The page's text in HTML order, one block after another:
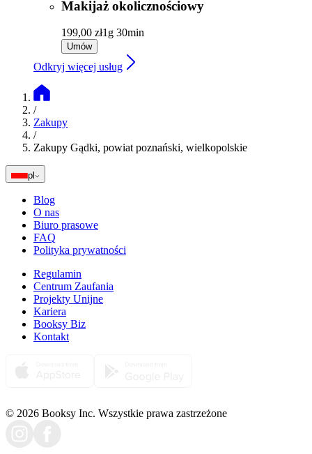
Makijaż okolicznościowy
199,00 zł1g 30min
Umów
Odkryj więcej usług
/
Zakupy
/
Zakupy Gądki, powiat poznański, wielkopolskie
pl
Blog
O nas
Biuro prasowe
FAQ
Polityka prywatności
Regulamin
Centrum Zaufania
Projekty Unijne
Kariera
Booksy Biz
Kontakt
© 2026 Booksy Inc. Wszystkie prawa zastrzeżone